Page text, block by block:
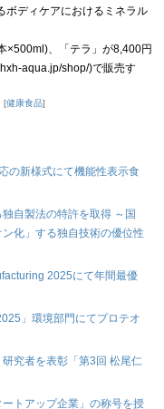
ボディケアにおけるミネラル
×500ml)、「テラ」が8,400円
aqua.jp/shop/)で販売す
健康食品
の新様式にて機能性表示食
自製法の特許を取得 ～国
化」する独自技術の優位性
2025にて年間最優
」環境部門にてプロテオ
究者を表彰「第3回 松尾仁
トアップ企業」の称号を授